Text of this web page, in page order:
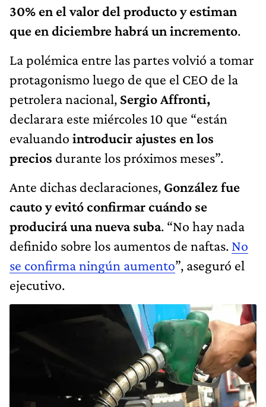
30% en el valor del producto y estiman
que en diciembre habrá un incremento.
La polémica entre las partes volvió a tomar
protagonismo luego de que el CEO de la
petrolera nacional, Sergio Affronti,
declarara este miércoles 10 que “están
evaluando introducir ajustes en los
precios durante los próximos meses”.
Ante dichas declaraciones, González fue
cauto y evitó confirmar cuándo se
producirá una nueva suba. “No hay nada
definido sobre los aumentos de naftas. No
se confirma ningún aumento”, aseguró el
ejecutivo.